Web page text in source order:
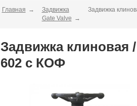
Главная
Задвижка
Gate Valve
Задвижка
Задвижка клиновая
602 с КОФ